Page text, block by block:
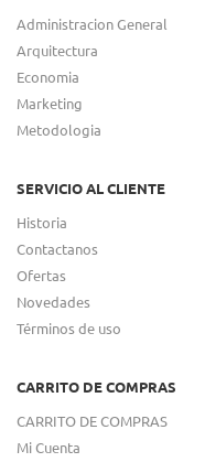
Administracion General
Arquitectura
Economia
Marketing
Metodologia
SERVICIO AL CLIENTE
Historia
Contactanos
Ofertas
Novedades
Términos de uso
CARRITO DE COMPRAS
CARRITO DE COMPRAS
Mi Cuenta